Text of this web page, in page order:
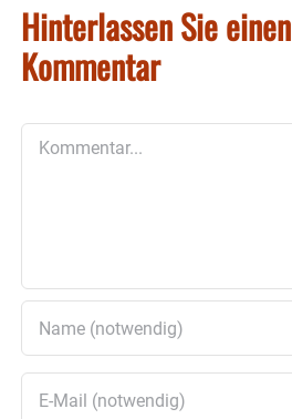
Hinterlassen Sie einen
Kommentar